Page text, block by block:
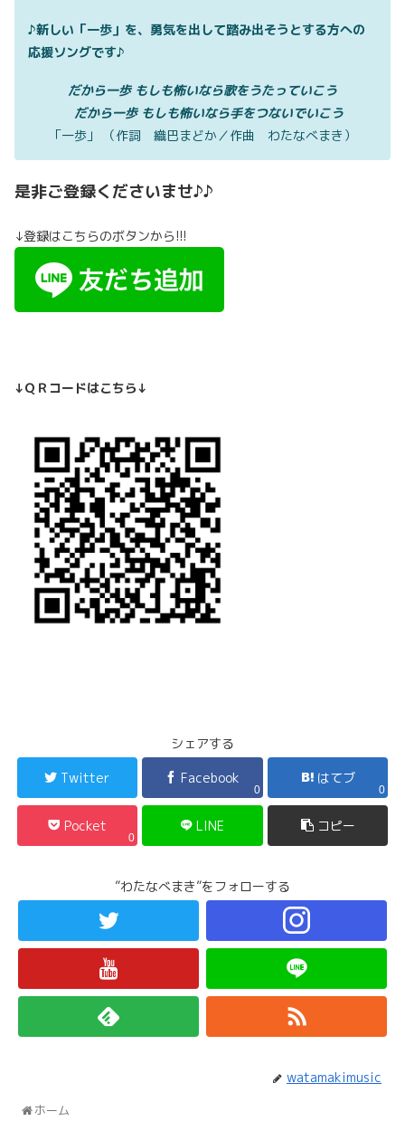
♪新しい「一歩」を、勇気を出して踏み出そうとする方への
応援ソングです♪
だから一歩 もしも怖いなら歌をうたっていこう
だから一歩 もしも怖いなら手をつないでいこう
「一歩」 （作詞 織巴まどか／作曲 わたなべまき）
是非ご登録くださいませ♪♪
↓登録はこちらのボタンから!!!
↓ＱＲコードはこちら↓
シェアする
Twitter
Facebook
0
はてブ
0
Pocket
0
LINE コピー
”わたなべまき”をフォローする
watamakimusic
ホーム